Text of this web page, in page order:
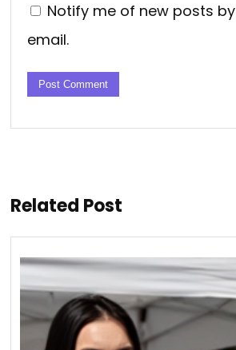
Notify me of new posts by
email.
Related Post